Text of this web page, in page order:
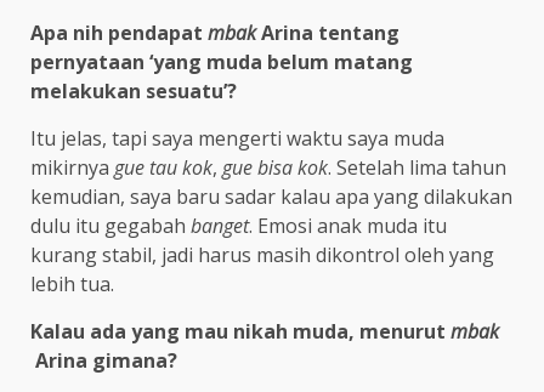
Apa nih pendapat mbakArina tentang
pernyataan ‘yang muda belum matang
melakukan sesuatu’?
Itu jelas, tapi saya mengerti waktu saya muda
mikirnya gue tau kok, gue bisa kok. Setelah lima tahun
kemudian, saya baru sadar kalau apa yang dilakukan
dulu itu gegabah banget. Emosi anak muda itu
kurang stabil, jadi harus masih dikontrol oleh yang
lebih tua.
Kalau ada yang mau nikah muda, menurut mbak
Arina gimana?